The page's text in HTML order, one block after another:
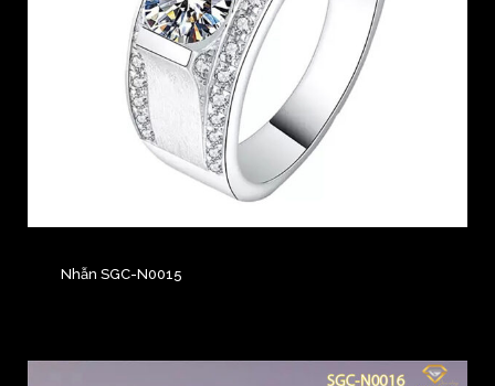
Nhẫn SGC-N0015